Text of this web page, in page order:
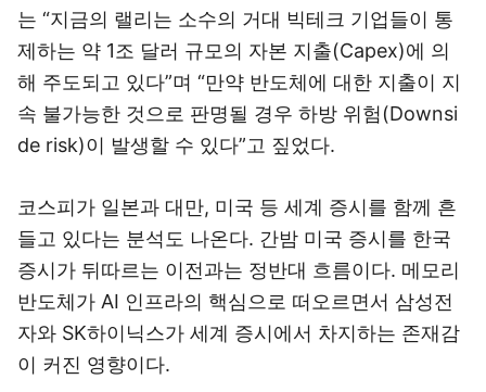
는 “지금의 랠리는 소수의 거대 빅테크 기업들이 통
제하는 약 1조 달러 규모의 자본 지출(Capex)에 의
해 주도되고 있다”며 “만약 반도체에 대한 지출이 지
속 불가능한 것으로 판명될 경우 하방 위험(Downsi
de risk)이 발생할 수 있다”고 짚었다.
코스피가 일본과 대만, 미국 등 세계 증시를 함께 흔
들고 있다는 분석도 나온다. 간밤 미국 증시를 한국
증시가 뒤따르는 이전과는 정반대 흐름이다. 메모리
반도체가 AI 인프라의 핵심으로 떠오르면서 삼성전
자와 SK하이닉스가 세계 증시에서 차지하는 존재감
이 커진 영향이다.